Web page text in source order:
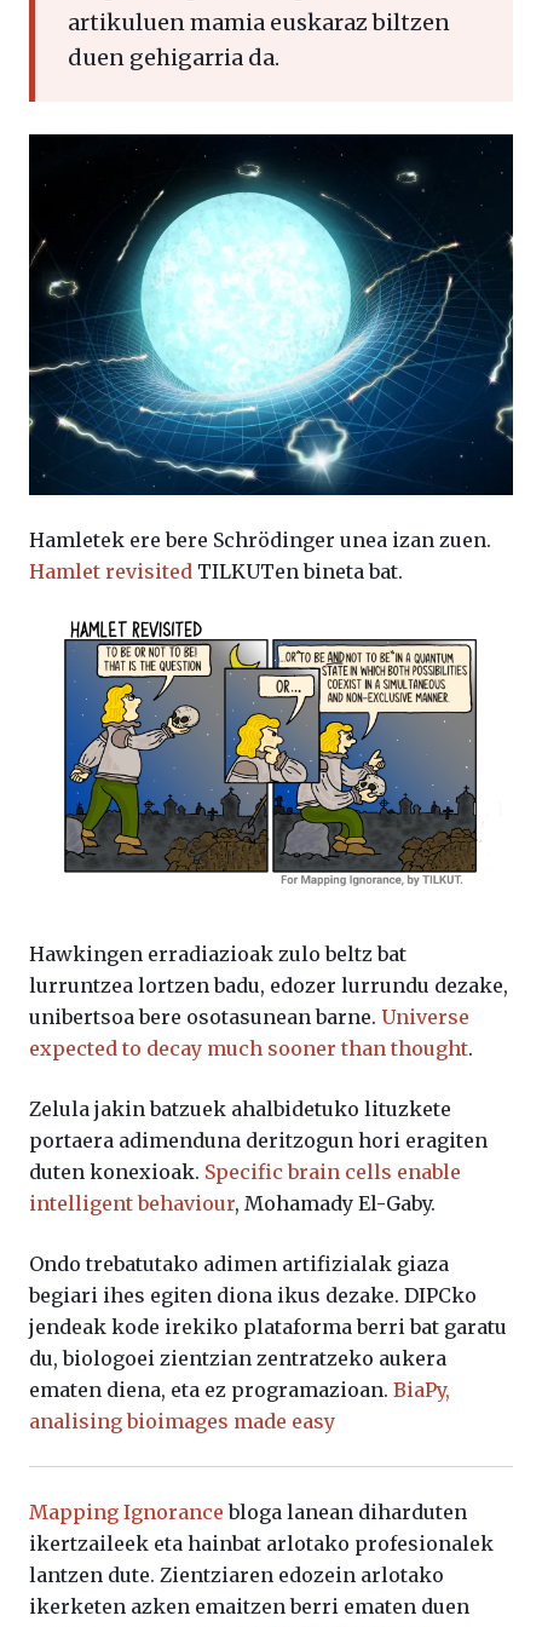
artikuluen mamia euskaraz biltzen
duen gehigarria da.
Hamletek ere bere Schrödinger unea izan zuen.
Hamlet revisited TILKUTen bineta bat.
Hawkingen erradiazioak zulo beltz bat
lurruntzea lortzen badu, edozer lurrundu dezake,
unibertsoa bere osotasunean barne. Universe
expected to decay much sooner than thought.
Zelula jakin batzuek ahalbidetuko lituzkete
portaera adimenduna deritzogun hori eragiten
duten konexioak. Specific brain cells enable
intelligent behaviour, Mohamady El-Gaby.
Ondo trebatutako adimen artifizialak giaza
begiari ihes egiten diona ikus dezake. DIPCko
jendeak kode irekiko plataforma berri bat garatu
du, biologoei zientzian zentratzeko aukera
ematen diena, eta ez programazioan. BiaPy,
analising bioimages made easy
Mapping Ignorance bloga lanean diharduten
ikertzaileek eta hainbat arlotako profesionalek
lantzen dute. Zientziaren edozein arlotako
ikerketen azken emaitzen berri ematen duen